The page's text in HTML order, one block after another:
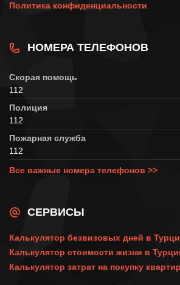
Политика конфиденциальности
НОМЕРА ТЕЛЕФОНОВ
Скорая помощь
112
Полиция
112
Пожарная служба
112
Все важные номера телефонов >>
СЕРВИСЫ
Калькулятор безвизовых дней в
Калькулятор стоимости жизни в
Калькулятор затрат на покупку